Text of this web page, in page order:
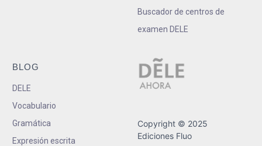
Buscador de centros de
examen DELE
BLOG
DELE
Vocabulario
Gramática
Expresión escrita
Copyright © 2025
Ediciones Fluo